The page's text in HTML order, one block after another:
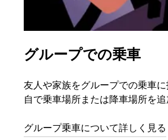
グループでの乗車
友人や家族をグループでの乗車
自で乗車場所または降車場所を追
グループ乗車について詳しく見る